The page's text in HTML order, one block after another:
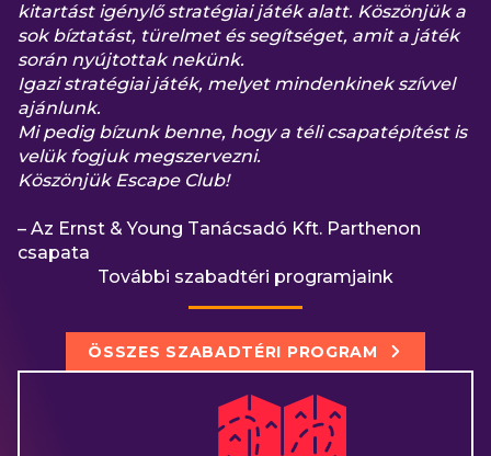
kitartást igénylő stratégiai játék alatt. Köszönjük a
sok bíztatást, türelmet és segítséget, amit a játék
során nyújtottak nekünk.
Igazi stratégiai játék, melyet mindenkinek szívvel
ajánlunk.
Mi pedig bízunk benne, hogy a téli csapatépítést is
velük fogjuk megszervezni.
Köszönjük Escape Club!
– Az Ernst & Young Tanácsadó Kft. Parthenon
csapata
További szabadtéri programjaink
ÖSSZES SZABADTÉRI PROGRAM